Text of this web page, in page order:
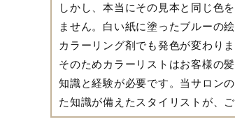
しかし、本当にその見本と同じ色
ません。白い紙に塗ったブルーの
カラーリング剤でも発色が変わりま
そのためカラーリストはお客様の
知識と経験が必要です。当サロン
た知識が備えたスタイリストが、